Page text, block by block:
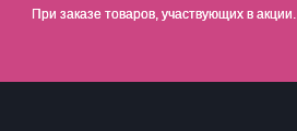
При заказе товаров, участвующих в акции.